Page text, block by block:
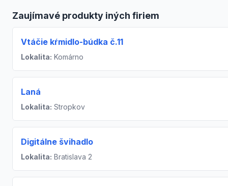
Zaujímavé produkty iných firiem
Vtáčie kŕmidlo-búdka č.11
Lokalita: Komárno
Laná
Lokalita: Stropkov
Digitálne švihadlo
Lokalita: Bratislava 2